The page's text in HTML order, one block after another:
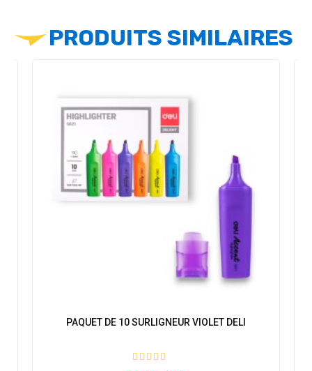
PRODUITS SIMILAIRES
PAQUET DE 10 SURLIGNEUR VIOLET DELI